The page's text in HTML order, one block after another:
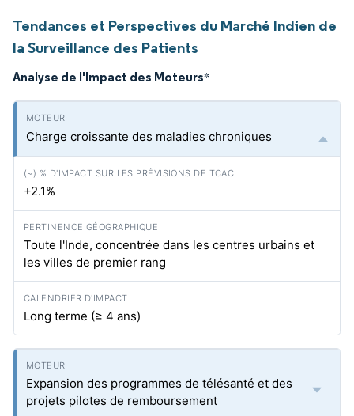
Tendances et Perspectives du Marché Indien de
la Surveillance des Patients
Analyse de l'Impact des Moteurs*
Charge croissante des maladies chroniques
+2.1%
Toute l'Inde, concentrée dans les centres urbains et
les villes de premier rang
Long terme (≥ 4 ans)
Expansion des programmes de télésanté et des
projets pilotes de remboursement